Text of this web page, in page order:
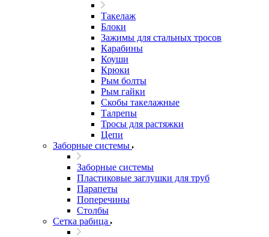
Такелаж
Блоки
Зажимы для стальных тросов
Карабины
Коуши
Крюки
Рым болты
Рым гайки
Скобы такелажные
Талрепы
Тросы для растяжки
Цепи
Заборные системы
Заборные системы
Пластиковые заглушки для труб
Парапеты
Поперечины
Столбы
Сетка рабица